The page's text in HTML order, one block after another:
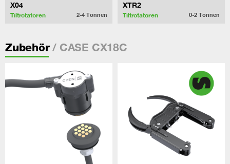
X04
Tiltrotatoren 2-4 Tonnen
XTR2
Tiltrotatoren 0-2 Tonnen
Zubehör/ CASE CX18C